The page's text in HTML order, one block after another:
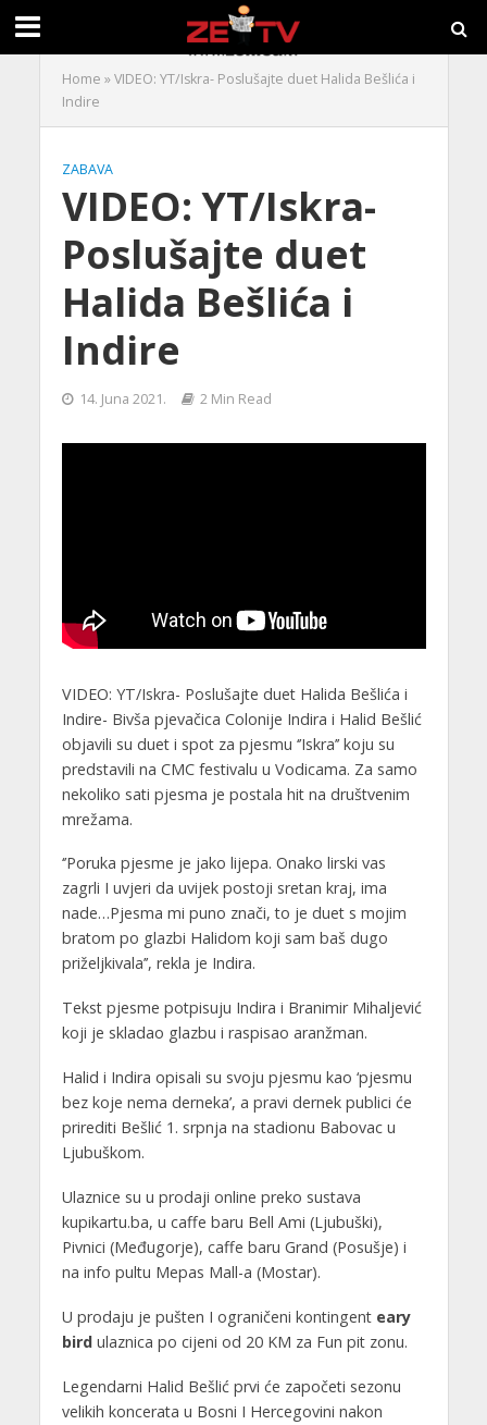
Home »VIDEO: YT/Iskra- Poslušajte duet Halida Bešlića i
Indire
ZABAVA
VIDEO: YT/Iskra-
Poslušajte duet
Halida Bešlića i
Indire
14. Juna 2021. 2 Min Read
VIDEO: YT/Iskra- Poslušajte duet Halida Bešlića i
Indire- Bivša pjevačica Colonije Indira i Halid Bešlić
objavili su duet i spot za pjesmu ‘’Iskra’’ koju su
predstavili na CMC festivalu u Vodicama. Za samo
nekoliko sati pjesma je postala hit na društvenim
mrežama.
‘’Poruka pjesme je jako lijepa. Onako lirski vas
zagrli I uvjeri da uvijek postoji sretan kraj, ima
nade…Pjesma mi puno znači, to je duet s mojim
bratom po glazbi Halidom koji sam baš dugo
priželjkivala’’, rekla je Indira.
Tekst pjesme potpisuju Indira i Branimir Mihaljević
koji je skladao glazbu i raspisao aranžman.
Halid i Indira opisali su svoju pjesmu kao ‘pjesmu
bez koje nema derneka’, a pravi dernek publici će
prirediti Bešlić 1. srpnja na stadionu Babovac u
Ljubuškom.
Ulaznice su u prodaji online preko sustava
kupikartu.ba, u caffe baru Bell Ami (Ljubuški),
Pivnici (Međugorje), caffe baru Grand (Posušje) i
na info pultu Mepas Mall-a (Mostar).
U prodaju je pušten I ograničeni kontingent eary
birdulaznica po cijeni od 20 KM za Fun pit zonu.
Legendarni Halid Bešlić prvi će započeti sezonu
velikih koncerata u Bosni I Hercegovini nakon